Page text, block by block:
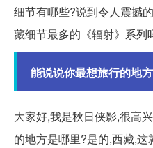
细节有哪些?说到令人震撼
藏细节最多的《辐射》系列
能说说你最想旅行的地
大家好,我是秋日侠影,很高
的地方是哪里?是的,西藏,